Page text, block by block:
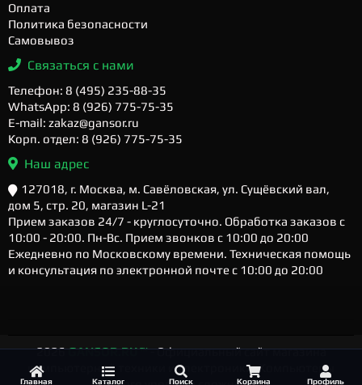
Главная Каталог Поиск Корзина Профиль
Оплата
Политика безопасности
Самовывоз
Связаться с нами
Телефон: 8 (495) 235-88-35
WhatsApp: 8 (926) 775-75-35
E-mail: zakaz@gansor.ru
Корп. отдел: 8 (926) 775-75-35
Наш адрес
127018, г. Москва, м. Савёловская, ул. Сущёвский вал,
дом 5, стр. 20, магазин L-21
Прием заказов 24/7 - круглосуточно. Обработка заказов с
10:00 - 20:00. Пн-Вс. Прием звонков с 10:00 до 20:00
Ежедневно по Московскому времени. Техническая помощь
и консультация по электронной почте с 10:00 до 20:00
2026GANSOR.RU ™- Официальный сайт магазина
компьютерной техники и электроники. Компьютеры